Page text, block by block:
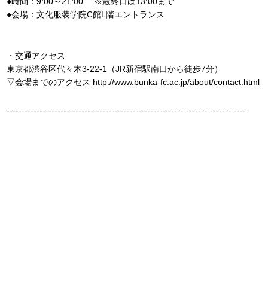
●会場：文化服装学院C館L階エントランス
・交通アクセス
東京都渋谷区代々木3-22-1（JR新宿駅南口から徒歩7分）
▽会場までのアクセス http://www.bunka-fc.ac.jp/about/contact.html
--------------------------------------------------------------------------------